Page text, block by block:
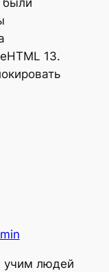
13.
учим людей